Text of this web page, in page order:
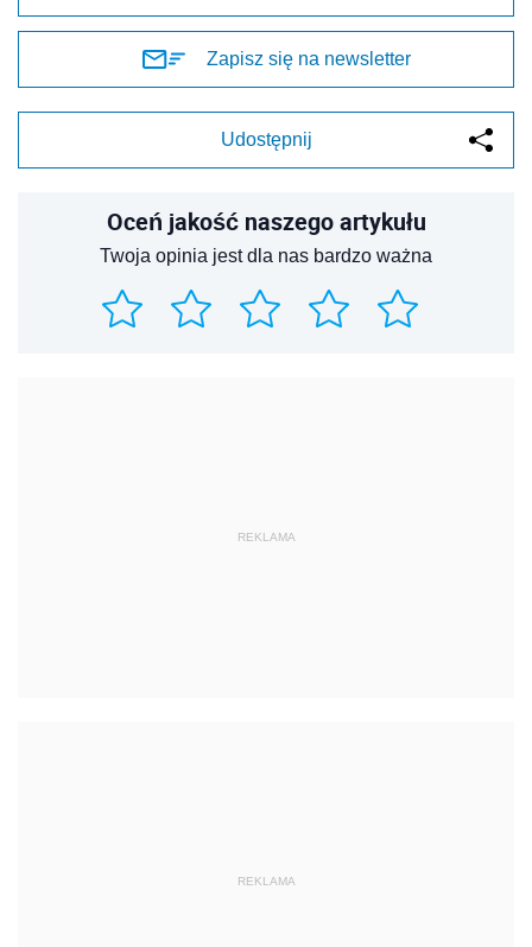
Zapisz się na newsletter
Udostępnij
Oceń jakość naszego artykułu
Twoja opinia jest dla nas bardzo ważna
REKLAMA
REKLAMA